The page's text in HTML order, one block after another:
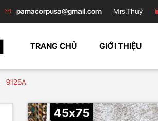
pamacorpusa@gmail.com Mrs.Thuỷ
TRANG CHỦ GIỚI THIỆU
9125A